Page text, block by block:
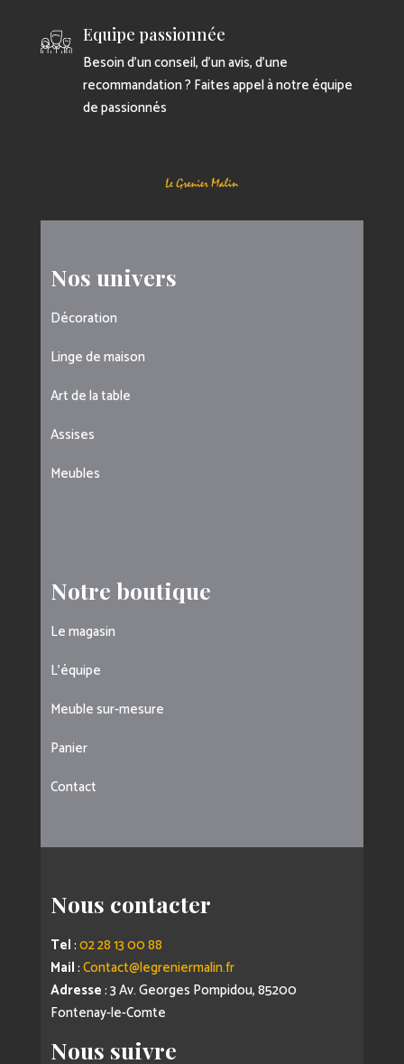
Equipe passionnée
Besoin d’un conseil, d’un avis, d’une
recommandation ? Faites appel à notre équipe
de passionnés
Nos univers
Décoration
Linge de maison
Art de la table
Assises
Meubles
Notre boutique
Le magasin
L’équipe
Meuble sur-mesure
Panier
Contact
Nous contacter
Tel:02 28 13 00 88
Mail:Contact@legreniermalin.fr
Adresse: 3 Av. Georges Pompidou, 85200
Fontenay-le-Comte
Nous suivre